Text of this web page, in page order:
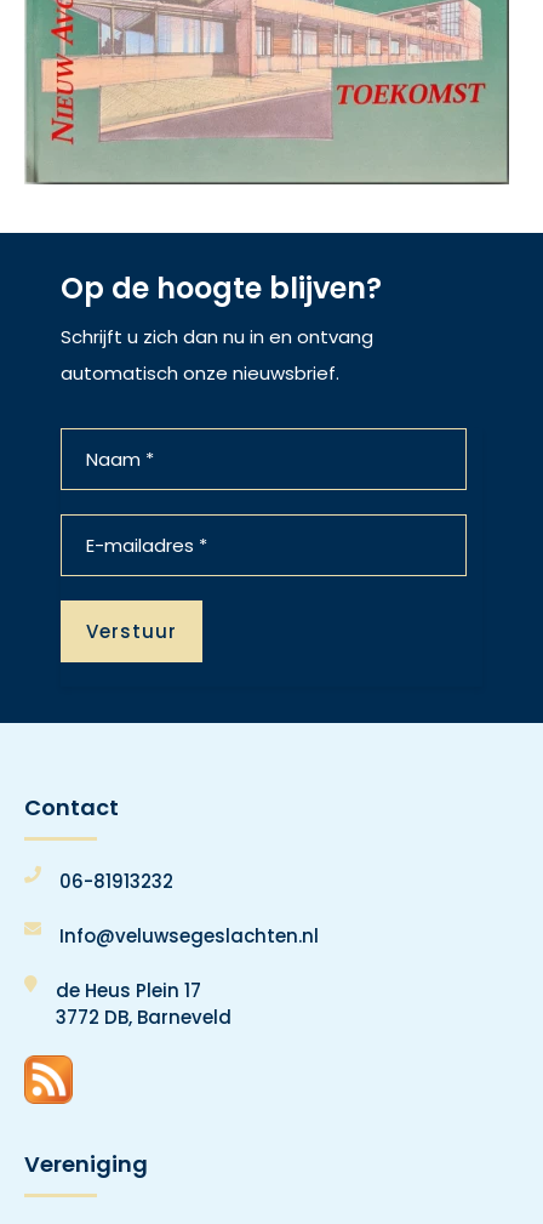
Op de hoogte blijven?
Schrijft u zich dan nu in en ontvang
automatisch onze nieuwsbrief.
Contact
06-81913232
Info@veluwsegeslachten.nl
de Heus Plein 17
3772 DB, Barneveld
Vereniging